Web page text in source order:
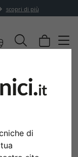
di
scopri di più